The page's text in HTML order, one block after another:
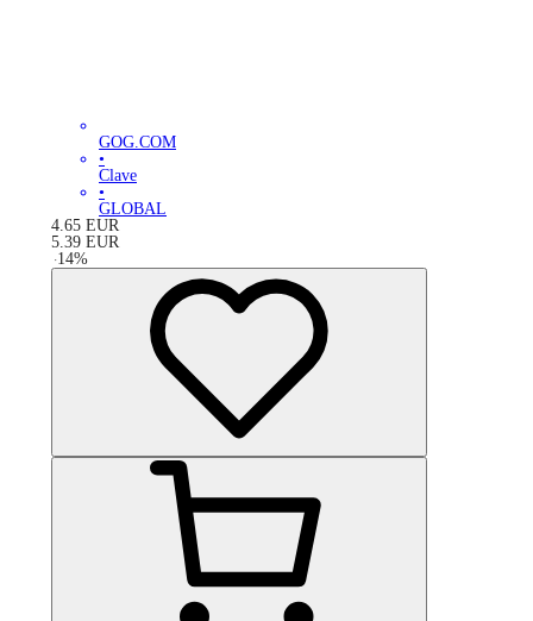
GOG.COM
•
Clave
•
GLOBAL
4.65 EUR
5.39 EUR
-14%